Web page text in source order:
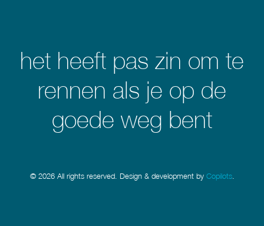
het heeft pas zin om te
rennen als je op de
goede weg bent
© 2026 All rights reserved. Design & development by Copilots.